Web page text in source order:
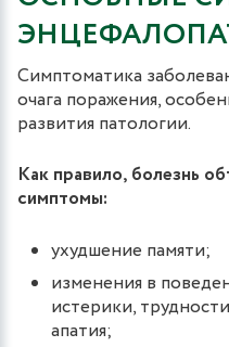
Симптоматика
очага поражения,
развития патологии.
Как правило, болезнь
симптомы:
ухудшение памяти;
изменения в
истерики,
апатия;